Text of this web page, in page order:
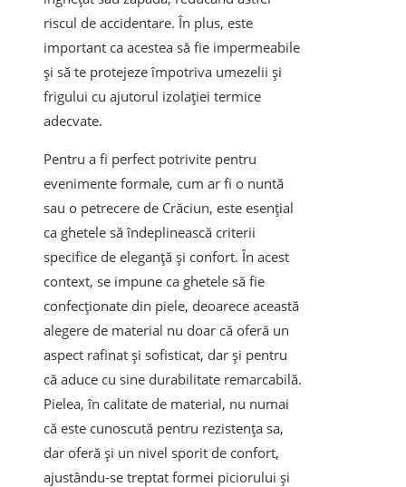
riscul de accidentare. În plus, este
important ca acestea să fie impermeabile
și să te protejeze împotriva umezelii și
frigului cu ajutorul izolației termice
adecvate.
Pentru a fi perfect potrivite pentru
evenimente formale, cum ar fi o nuntă
sau o petrecere de Crăciun, este esențial
ca ghetele să îndeplinească criterii
specifice de eleganță și confort. În acest
context, se impune ca ghetele să fie
confecționate din piele, deoarece această
alegere de material nu doar că oferă un
aspect rafinat și sofisticat, dar și pentru
că aduce cu sine durabilitate remarcabilă.
Pielea, în calitate de material, nu numai
că este cunoscută pentru rezistența sa,
dar oferă și un nivel sporit de confort,
ajustându-se treptat formei piciorului și